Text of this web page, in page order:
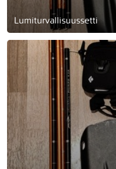
Lumiturvallisuussetti